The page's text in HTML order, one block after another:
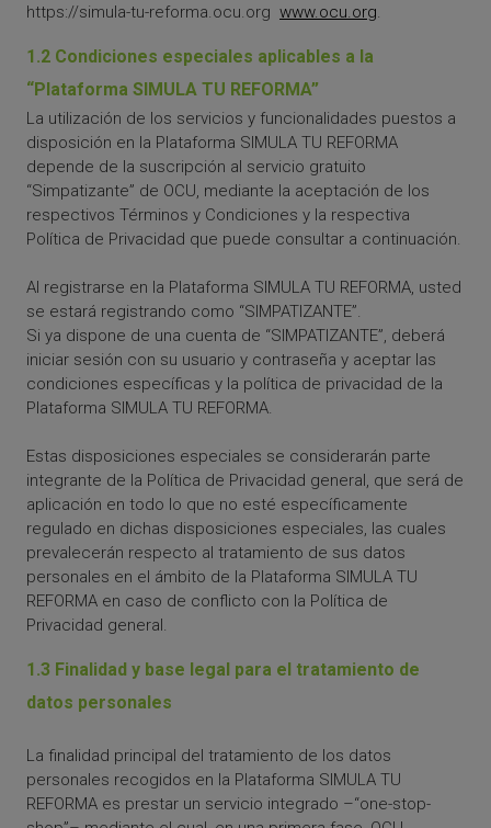
https://simula-tu-reforma.ocu.org www.ocu.org.
1.2 Condiciones especiales aplicables a la
“Plataforma SIMULA TU REFORMA”
La utilización de los servicios y funcionalidades puestos a
disposición en la Plataforma SIMULA TU REFORMA
depende de la suscripción al servicio gratuito
“Simpatizante” de OCU, mediante la aceptación de los
respectivos Términos y Condiciones y la respectiva
Política de Privacidad que puede consultar a continuación.
Al registrarse en la Plataforma SIMULA TU REFORMA, usted
se estará registrando como “SIMPATIZANTE”.
Si ya dispone de una cuenta de “SIMPATIZANTE”, deberá
iniciar sesión con su usuario y contraseña y aceptar las
condiciones específicas y la política de privacidad de la
Plataforma SIMULA TU REFORMA.
Estas disposiciones especiales se considerarán parte
integrante de la Política de Privacidad general, que será de
aplicación en todo lo que no esté específicamente
regulado en dichas disposiciones especiales, las cuales
prevalecerán respecto al tratamiento de sus datos
personales en el ámbito de la Plataforma SIMULA TU
REFORMA en caso de conflicto con la Política de
Privacidad general.
1.3 Finalidad y base legal para el tratamiento de
datos personales
La finalidad principal del tratamiento de los datos
personales recogidos en la Plataforma SIMULA TU
REFORMA es prestar un servicio integrado –“one-stop-